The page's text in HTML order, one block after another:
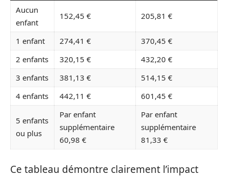
Aucun
enfant
152,45 € 205,81 €
1 enfant 274,41 €
370,45 €
2 enfants
320,15 €
432,20 €
3 enfants
381,13 €
514,15 €
4 enfants
442,11 € 601,45 €
5 enfants
ou plus
Par enfant
supplémentaire
60,98 €
Par enfant
supplémentaire
81,33 €
Ce tableau démontre clairement l’impact